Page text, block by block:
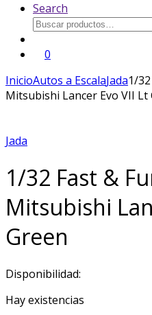
Search
Buscar
0
InicioAutos a EscalaJada1/
Mitsubishi Lancer Evo VII Lt
Jada
1/32 Fast &
Mitsubishi
Green
Disponibilidad:
Hay existencias